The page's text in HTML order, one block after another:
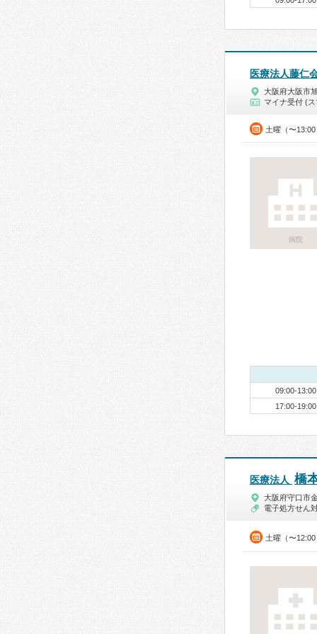
医療法人藤仁
大阪府大阪市
マイナ受付 (
土曜（〜13:00
病院
09:00-13:00
17:00-19:00
医療法人 橋
大阪府守口市
電子処方せん
土曜（〜12:00